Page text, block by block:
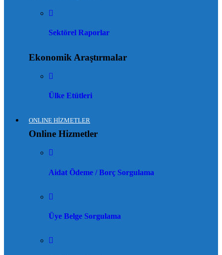
Sektörel Raporlar
Ekonomik Araştırmalar
Ülke Etütleri
ONLINE HİZMETLER
Online Hizmetler
Aidat Ödeme / Borç Sorgulama
Üye Belge Sorgulama